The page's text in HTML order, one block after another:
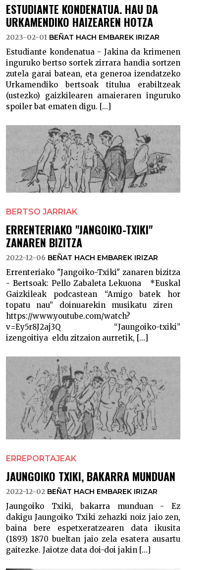
ESTUDIANTE KONDENATUA. HAU DA
URKAMENDIKO HAIZEAREN HOTZA
2023-02-01 BEÑAT HACH EMBAREK IRIZAR
Estudiante kondenatua - Jakina da krimenen
inguruko bertso sortek zirrara handia sortzen
zutela garai batean, eta generoa izendatzeko
Urkamendiko bertsoak titulua erabiltzeak
(ustezko) gaizkilearen amaieraren inguruko
spoiler bat ematen digu. [...]
BERTSO JARRIAK
ERRENTERIAKO "JANGOIKO-TXIKI"
ZANAREN BIZITZA
2022-12-06 BEÑAT HACH EMBAREK IRIZAR
Errenteriako "Jangoiko-Txiki" zanaren bizitza
- Bertsoak: Pello Zabaleta Lekuona *Euskal
Gaizkileak podcastean “Amigo batek hor
topatu nau” doinuarekin musikatu ziren
https://www.youtube.com/watch?
v=Ey5r8J2aj3Q “Jaungoiko-txiki”
izengoitiya eldu zitzaion aurretik, [...]
ERREPORTAJEAK
JAUNGOIKO TXIKI, BAKARRA MUNDUAN
2022-12-02 BEÑAT HACH EMBAREK IRIZAR
Jaungoiko Txiki, bakarra munduan - Ez
dakigu Jaungoiko Txiki zehazki noiz jaio zen,
baina bere espetxeratzearen data ikusita
(1893) 1870 bueltan jaio zela esatera ausartu
gaitezke. Jaiotze data doi-doi jakin [...]